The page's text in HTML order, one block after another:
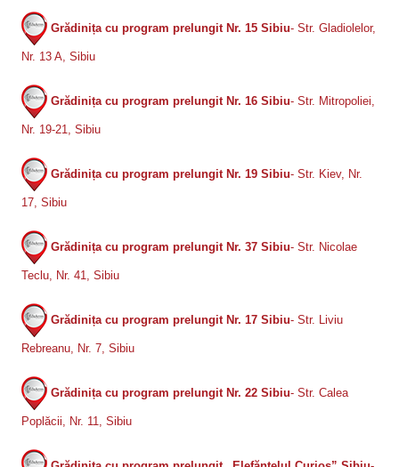
Grădinița cu program prelungit Nr. 15 Sibiu- Str. Gladiolelor,
Nr. 13 A, Sibiu
Grădinița cu program prelungit Nr. 16 Sibiu- Str. Mitropoliei,
Nr. 19-21, Sibiu
Grădinița cu program prelungit Nr. 19 Sibiu- Str. Kiev, Nr.
17, Sibiu
Grădinița cu program prelungit Nr. 37 Sibiu- Str. Nicolae
Teclu, Nr. 41, Sibiu
Grădinița cu program prelungit Nr. 17 Sibiu- Str. Liviu
Rebreanu, Nr. 7, Sibiu
Grădinița cu program prelungit Nr. 22 Sibiu- Str. Calea
Poplăcii, Nr. 11, Sibiu